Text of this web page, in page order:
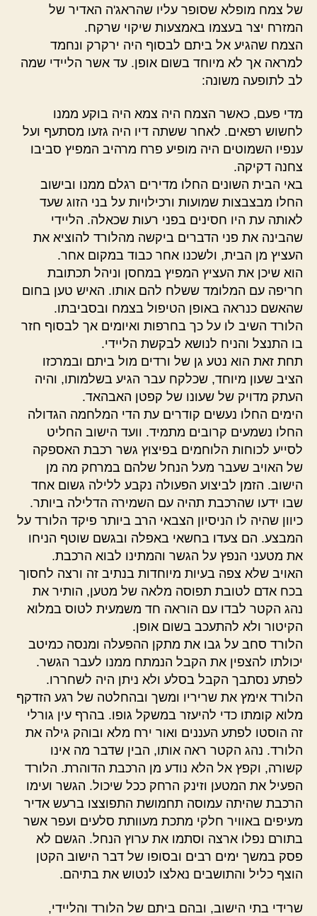
של צמח מופלא שסופר עליו שהראג'ה האדיר של
המזרח יצר בעצמו באמצעות שיקוי שרקח.
הצמח שהגיע אל ביתם לבסוף היה ירקרק ונחמד
למראה אך לא מיוחד בשום אופן. עד אשר הליידי שמה
לב לתופעה משונה:
מדי פעם, כאשר הצמח היה צמא היה בוקע ממנו
לחשוש רפאים. לאחר ששתה דיו היה גזעו מסתעף ועל
ענפיו השמוטים היה מופיע פרח מרהיב המפיץ סביבו
צחנה דקיקה.
באי הבית השונים החלו מדירים רגלם ממנו ובישוב
החלו מבצבצות שמועות ורכילויות על בני הזוג שעד
לאותה עת היו חסינים בפני רעות שכאלה. הליידי
שהבינה את פני הדברים ביקשה מהלורד להוציא את
העציץ מן הבית, ולשכנו אחר כבוד במקום אחר.
הוא שיכן את העציץ המפיץ במחסן וניהל תכתובת
חריפה עם המלומד ששלח להם אותו. האיש טען בחום
שהאשם כנראה באופן הטיפול בצמח ובסביבתו.
הלורד השיב לו על כך בחרפות ואיומים אך לבסוף חזר
בו התנצל והניח לנושא לבקשת הליידי.
תחת זאת הוא נטע גן של ורדים מול ביתם ובמרכזו
הציב שעון מיוחד, שכלקח עבר הגיע בשלמותו, והיה
העתק מדויק של שעונו של קפטן האבהאד.
הימים החלו נעשים קודרים עת הדי המלחמה הגדולה
החלו נשמעים קרובים מתמיד. וועד הישוב החליט
לסייע לכוחות הלוחמים בפיצוץ גשר רכבת האספקה
של האויב שעבר מעל הנחל שלהם במרחק מה מן
הישוב. הזמן לביצוע הפעולה נקבע ללילה גשום אחד
שבו ידעו שהרכבת תהיה עם השמירה הדלילה ביותר.
כיוון שהיה לו הניסיון הצבאי הרב ביותר פיקד הלורד על
המבצע. הם צעדו בחשאי באפלה ובגשם שוטף הניחו
את מטעני הנפץ על הגשר והמתינו לבוא הרכבת.
האויב שלא צפה בעיות מיוחדות בנתיב זה ורצה לחסוך
בכח אדם לטובת תפוסה מלאה של מטען, הותיר את
נהג הקטר לבדו עם הוראה חד משמעית לטוס במלוא
הקיטור ולא להתעכב בשום אופן.
הלורד סחב על גבו את מתקן ההפעלה ומנסה כמיטב
יכולתו להצפין את הקבל הנמתח ממנו לעבר הגשר.
לפתע נסתבך הקבל בסלע ולא ניתן היה לשחררו.
הלורד אימץ את שריריו ומשך ובהחלטה של רגע הזדקף
מלוא קומתו כדי להיעזר במשקל גופו. בהרף עין גורלי
זה הוסטו לפתע העננים ואור ירח מלא ובוהק גילה את
הלורד. נהג הקטר ראה אותו, הבין שדבר מה אינו
קשורה, וקפץ אל הלא נודע מן הרכבת הדוהרת. הלורד
הפעיל את המטען וזינק הרחק ככל שיכול. הגשר ועימו
הרכבת שהיתה עמוסה תחמושת התפוצצו ברעש אדיר
מעיפים באוויר חלקי מתכת מעוותת סלעים ועפר אשר
בתורם נפלו ארצה וסתמו את ערוץ הנחל. הגשם לא
פסק במשך ימים רבים ובסופו של דבר הישוב הקטן
הוצף כליל והתושבים נאלצו לנטוש את בתיהם.
שרידי בתי הישוב, ובהם ביתם של הלורד והליידי,